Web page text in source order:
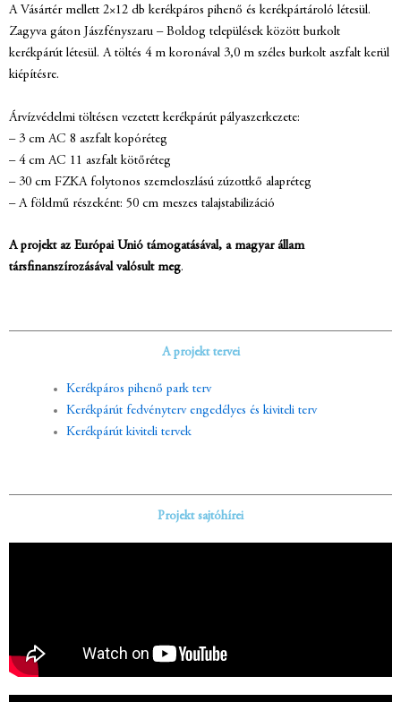
A Vásártér mellett 2×12 db kerékpáros pihenő és kerékpártároló létesül.
Zagyva gáton Jászfényszaru – Boldog települések között burkolt
kerékpárút létesül. A töltés 4 m koronával 3,0 m széles burkolt aszfalt kerül
kiépítésre.
Árvízvédelmi töltésen vezetett kerékpárút pályaszerkezete:
– 3 cm AC 8 aszfalt kopóréteg
– 4 cm AC 11 aszfalt kötőréteg
– 30 cm FZKA folytonos szemeloszlású zúzottkő alapréteg
– A földmű részeként: 50 cm meszes talajstabilizáció
A projekt az Európai Unió támogatásával, a magyar állam
társfinanszírozásával valósult meg.
A projekt tervei
Kerékpáros pihenő park terv
Kerékpárút fedvényterv engedélyes és kiviteli terv
Kerékpárút kiviteli tervek
Projekt sajtóhírei